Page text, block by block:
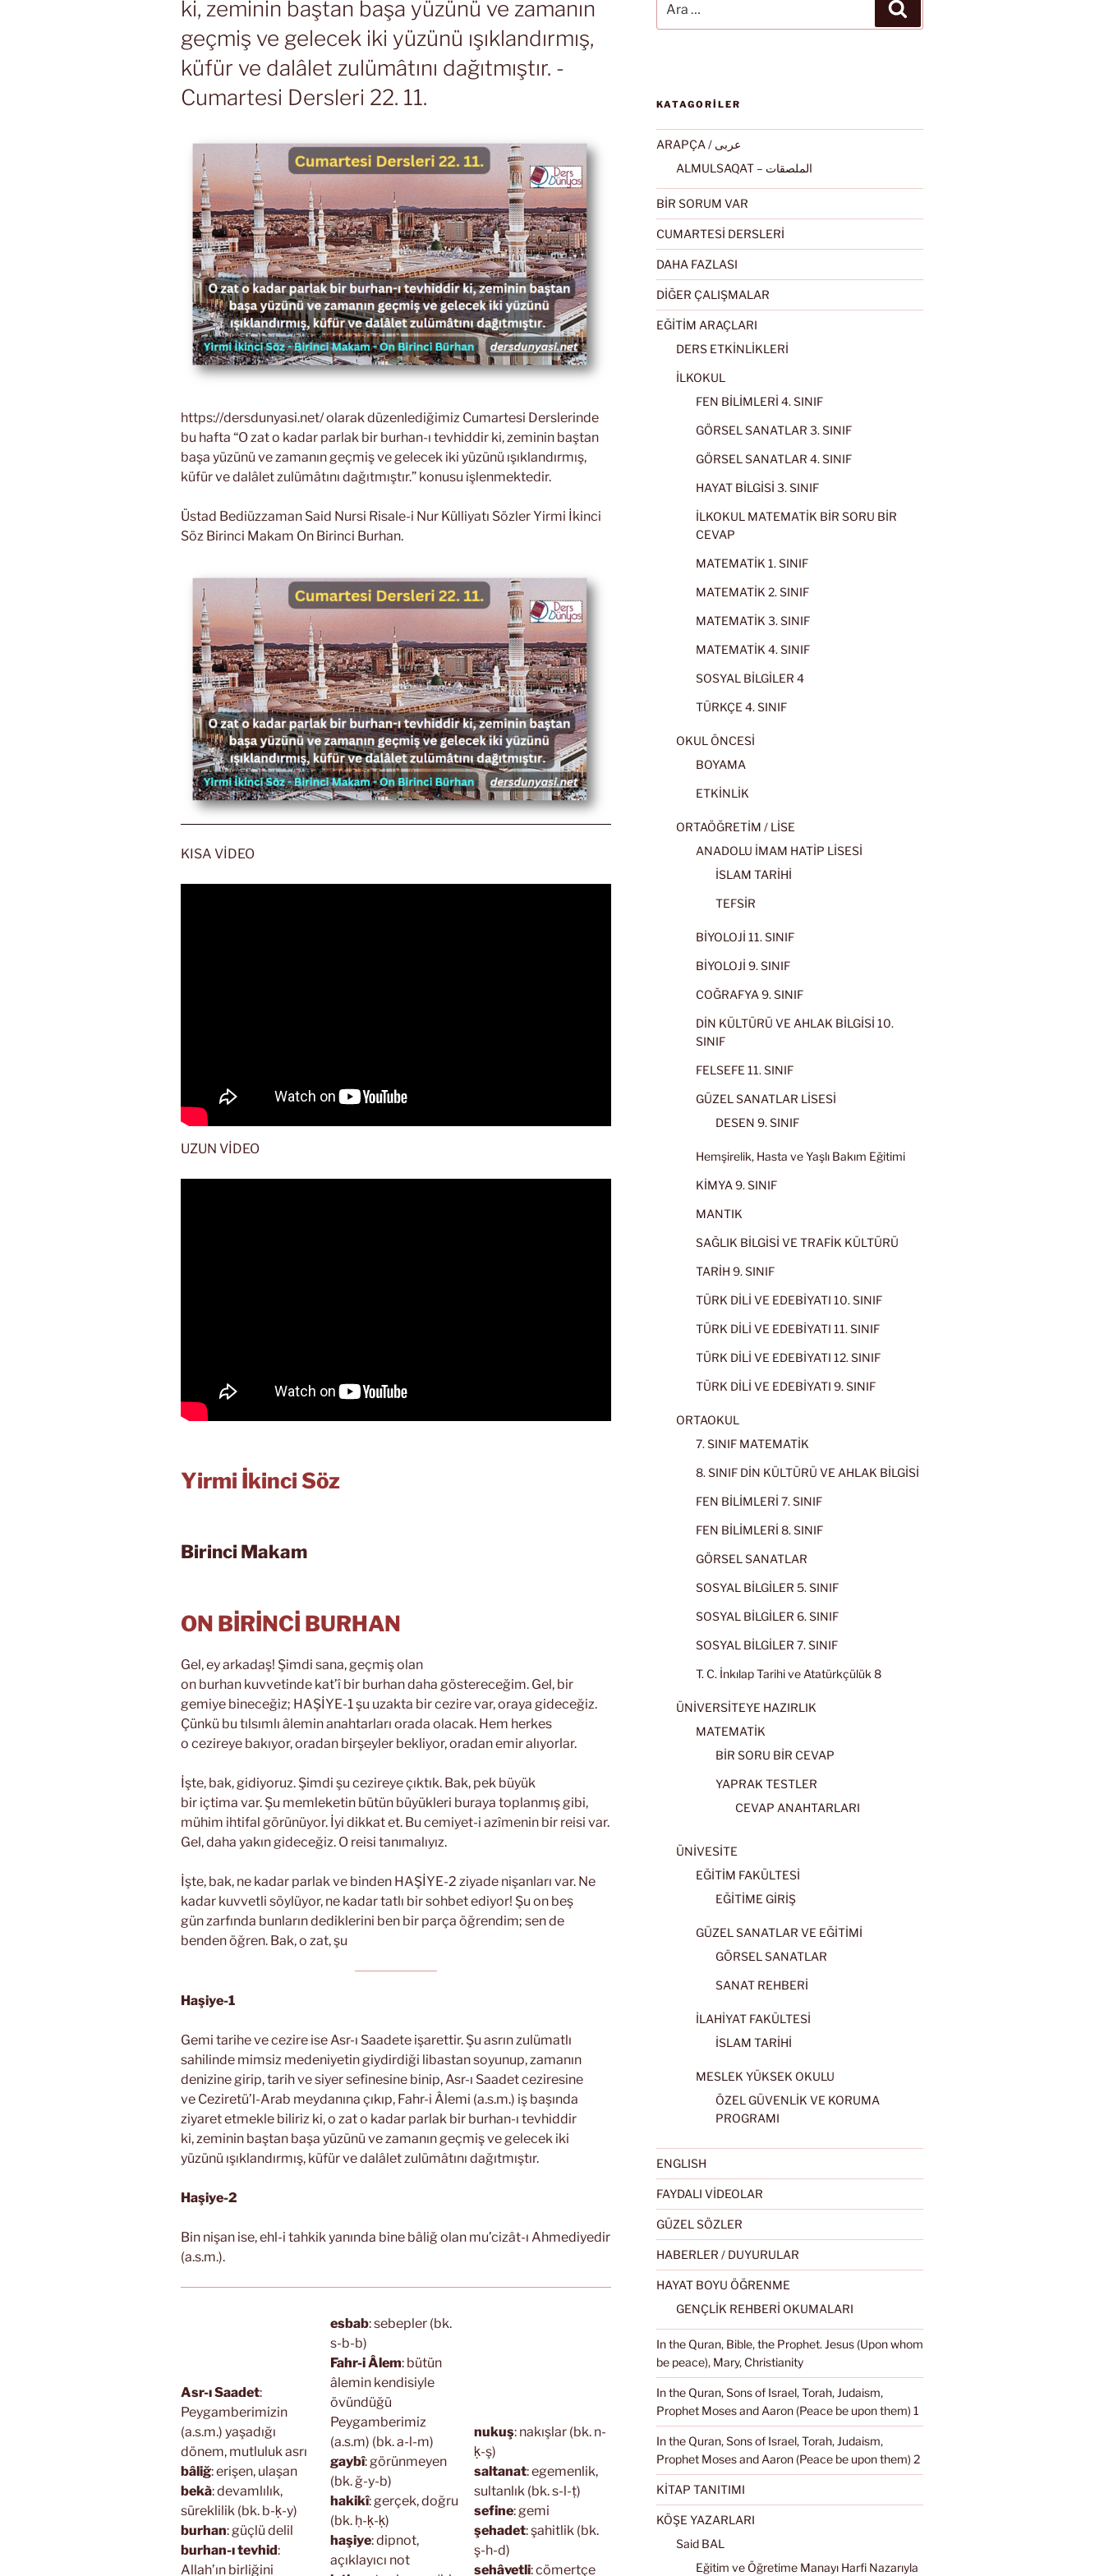
ki, zeminin baştan başa yüzünü ve zamanın
geçmiş ve gelecek iki yüzünü ışıklandırmış,
küfür ve dalâlet zulümâtını dağıtmıştır. -
Cumartesi Dersleri 22. 11.
https://dersdunyasi.net/ olarak düzenlediğimiz Cumartesi Derslerinde
bu hafta “O zat o kadar parlak bir burhan-ı tevhiddir ki, zeminin baştan
başa yüzünü ve zamanın geçmiş ve gelecek iki yüzünü ışıklandırmış,
küfür ve dalâlet zulümâtını dağıtmıştır.” konusu işlenmektedir.
Üstad Bediüzzaman Said Nursi Risale-i Nur Külliyatı Sözler Yirmi İkinci
Söz Birinci Makam On Birinci Burhan.
KISA VİDEO
UZUN VİDEO
Yirmi İkinci Söz
Birinci Makam
ON BİRİNCİ BURHAN
Gel, ey arkadaş! Şimdi sana, geçmiş olan
on burhan kuvvetinde kat’î bir burhan daha göstereceğim. Gel, bir
gemiye bineceğiz; HAŞİYE-1 şu uzakta bir cezire var, oraya gideceğiz.
Çünkü bu tılsımlı âlemin anahtarları orada olacak. Hem herkes
o cezireye bakıyor, oradan birşeyler bekliyor, oradan emir alıyorlar.
İşte, bak, gidiyoruz. Şimdi şu cezireye çıktık. Bak, pek büyük
bir içtima var. Şu memleketin bütün büyükleri buraya toplanmış gibi,
mühim ihtifal görünüyor. İyi dikkat et. Bu cemiyet-i azîmenin bir reisi var.
Gel, daha yakın gideceğiz. O reisi tanımalıyız.
İşte, bak, ne kadar parlak ve binden HAŞİYE-2 ziyade nişanları var. Ne
kadar kuvvetli söylüyor, ne kadar tatlı bir sohbet ediyor! Şu on beş
gün zarfında bunların dediklerini ben bir parça öğrendim; sen de
benden öğren. Bak, o zat, şu
Haşiye-1
Gemi tarihe ve cezire ise Asr-ı Saadete işarettir. Şu asrın zulümatlı
sahilinde mimsiz medeniyetin giydirdiği libastan soyunup, zamanın
denizine girip, tarih ve siyer sefinesine binip, Asr-ı Saadet ceziresine
ve Ceziretü’l-Arab meydanına çıkıp, Fahr-i Âlemi (a.s.m.) iş başında
ziyaret etmekle biliriz ki, o zat o kadar parlak bir burhan-ı tevhiddir
ki, zeminin baştan başa yüzünü ve zamanın geçmiş ve gelecek iki
yüzünü ışıklandırmış, küfür ve dalâlet zulümâtını dağıtmıştır.
Haşiye-2
Bin nişan ise, ehl-i tahkik yanında bine bâliğ olan mu’cizât-ı Ahmediyedir
(a.s.m.).
Asr-ı Saadet:
Peygamberimizin
(a.s.m.) yaşadığı
dönem, mutluluk asrı
bâliğ: erişen, ulaşan
bekà: devamlılık,
süreklilik (bk. b-ḳ-y)
burhan: güçlü delil
burhan-ı tevhid:
Allah’ın birliğini
esbab: sebepler (bk.
s-b-b)
Fahr-i Âlem: bütün
âlemin kendisiyle
övündüğü
Peygamberimiz
(a.s.m) (bk. a-l-m)
gaybî: görünmeyen
(bk. ğ-y-b)
hakikî: gerçek, doğru
(bk. ḥ-ḳ-ḳ)
haşiye: dipnot,
açıklayıcı not
nukuş: nakışlar (bk. n-
ḳ-ş)
saltanat: egemenlik,
sultanlık (bk. s-l-ṭ)
sefine: gemi
şehadet: şahitlik (bk.
ş-h-d)
sehâvetli: cömertçe
KATAGORİLER
ARAPÇA / عربى
ALMULSAQAT – الملصقات
BİR SORUM VAR
CUMARTESİ DERSLERİ
DAHA FAZLASI
DİĞER ÇALIŞMALAR
EĞİTİM ARAÇLARI
DERS ETKİNLİKLERİ
İLKOKUL
FEN BİLİMLERİ 4. SINIF
GÖRSEL SANATLAR 3. SINIF
GÖRSEL SANATLAR 4. SINIF
HAYAT BİLGİSİ 3. SINIF
İLKOKUL MATEMATİK BİR SORU BİR
CEVAP
MATEMATİK 1. SINIF
MATEMATİK 2. SINIF
MATEMATİK 3. SINIF
MATEMATİK 4. SINIF
SOSYAL BİLGİLER 4
TÜRKÇE 4. SINIF
OKUL ÖNCESİ
BOYAMA
ETKİNLİK
ORTAÖĞRETİM / LİSE
ANADOLU İMAM HATİP LİSESİ
İSLAM TARİHİ
TEFSİR
BİYOLOJİ 11. SINIF
BİYOLOJİ 9. SINIF
COĞRAFYA 9. SINIF
DİN KÜLTÜRÜ VE AHLAK BİLGİSİ 10.
SINIF
FELSEFE 11. SINIF
GÜZEL SANATLAR LİSESİ
DESEN 9. SINIF
Hemşirelik, Hasta ve Yaşlı Bakım Eğitimi
KİMYA 9. SINIF
MANTIK
SAĞLIK BİLGİSİ VE TRAFİK KÜLTÜRÜ
TARİH 9. SINIF
TÜRK DİLİ VE EDEBİYATI 10. SINIF
TÜRK DİLİ VE EDEBİYATI 11. SINIF
TÜRK DİLİ VE EDEBİYATI 12. SINIF
TÜRK DİLİ VE EDEBİYATI 9. SINIF
ORTAOKUL
7. SINIF MATEMATİK
8. SINIF DİN KÜLTÜRÜ VE AHLAK BİLGİSİ
FEN BİLİMLERİ 7. SINIF
FEN BİLİMLERİ 8. SINIF
GÖRSEL SANATLAR
SOSYAL BİLGİLER 5. SINIF
SOSYAL BİLGİLER 6. SINIF
SOSYAL BİLGİLER 7. SINIF
T. C. İnkılap Tarihi ve Atatürkçülük 8
ÜNİVERSİTEYE HAZIRLIK
MATEMATİK
BİR SORU BİR CEVAP
YAPRAK TESTLER
CEVAP ANAHTARLARI
ÜNİVESİTE
EĞİTİM FAKÜLTESİ
EĞİTİME GİRİŞ
GÜZEL SANATLAR VE EĞİTİMİ
GÖRSEL SANATLAR
SANAT REHBERİ
İLAHİYAT FAKÜLTESİ
İSLAM TARİHİ
MESLEK YÜKSEK OKULU
ÖZEL GÜVENLİK VE KORUMA
PROGRAMI
ENGLISH
FAYDALI VİDEOLAR
GÜZEL SÖZLER
HABERLER / DUYURULAR
HAYAT BOYU ÖĞRENME
GENÇLİK REHBERİ OKUMALARI
In the Quran, Bible, the Prophet. Jesus (Upon whom
be peace), Mary, Christianity
In the Quran, Sons of Israel, Torah, Judaism,
Prophet Moses and Aaron (Peace be upon them) 1
In the Quran, Sons of Israel, Torah, Judaism,
Prophet Moses and Aaron (Peace be upon them) 2
KİTAP TANITIMI
KÖŞE YAZARLARI
Said BAL
Eğitim ve Öğretime Manayı Harfi Nazarıyla